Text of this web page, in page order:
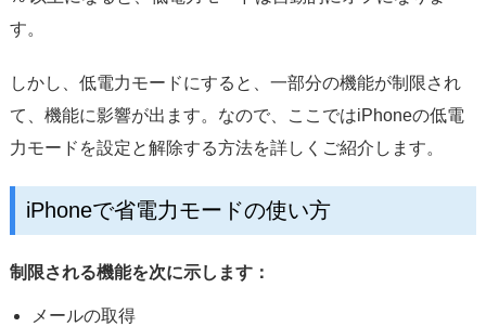
す。
しかし、低電力モードにすると、一部分の機能が制限され
て、機能に影響が出ます。なので、ここではiPhoneの低電
力モードを設定と解除する方法を詳しくご紹介します。
iPhoneで省電力モードの使い方
制限される機能を次に示します：
メールの取得